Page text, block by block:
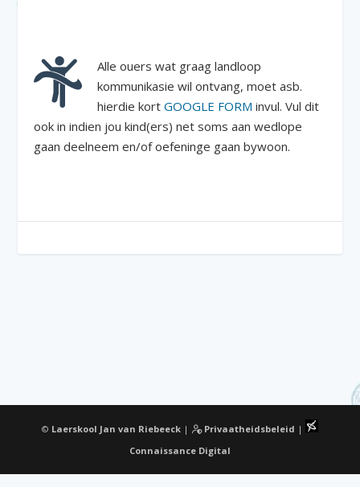
Alle ouers wat graag landloop
kommunikasie wil ontvang, moet asb.
hierdie kortGOOGLE FORM invul. Vul dit
ook in indien jou kind(ers) net soms aan wedlope
gaan deelneem en/of oefeninge gaan bywoon.
© Laerskool Jan van Riebeeck| Privaatheidsbeleid |
Connaissance Digital